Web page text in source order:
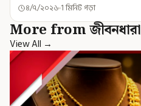
৪/৭/২০২৬ 1 মিনিট পড়া
More from জীবনধারা
View All →